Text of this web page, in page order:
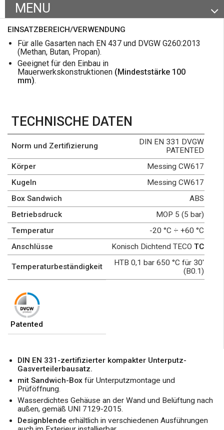
MENU
Zertifizierungen und technische
Eigenschaften
Produktauswahl
Technisches Datenblatt
EINSATZBEREICH/VERWENDUNG
Für alle Gasarten nach EN 437 und DVGW G260:2013
(Methan, Butan, Propan).
Geeignet für den Einbau in
Mauerwerkskonstruktionen (Mindeststärke 100
mm).
TECHNISCHE DATEN
Norm und Zertifizierung
DIN EN 331 DVGW
PATENTED
Körper
Messing CW617
Kugeln
Messing CW617
Box Sandwich
ABS
Betriebsdruck
MOP 5 (5 bar)
Temperatur
-20 °C ÷ +60 °C
Anschlüsse
Konisch Dichtend TECO TC
Temperaturbeständigkeit
HTB 0,1 bar 650 °C für 30'
(B0.1)
Patented
DIN EN 331-zertifizierter kompakter Unterputz-
Gasverteilerbausatz.
mit Sandwich-Box für Unterputzmontage und
Prüföffnung.
Wasserdichtes Gehäuse an der Wand und Belüftung nach
außen, gemäß UNI 7129-2015.
Designblende erhältlich in verschiedenen Ausführungen